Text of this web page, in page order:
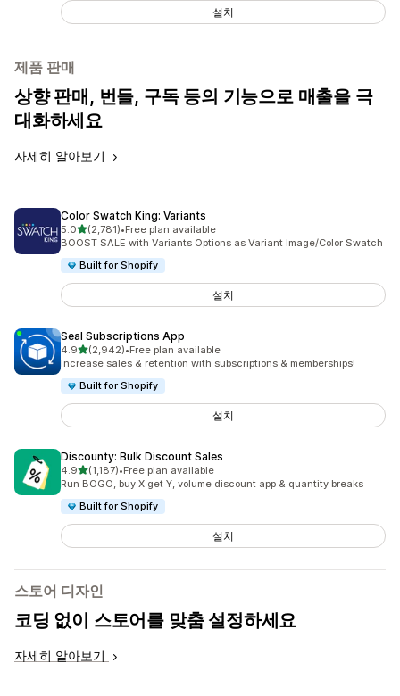
설치
제품 판매
상향 판매, 번들, 구독 등의 기능으로 매출을 극
대화하세요
자세히 알아보기
Color Swatch King: Variants
5.0별 5개 중
(2,781)
총 리뷰 2781개
•Free plan available
BOOST SALE with Variants Options as Variant Image/Color Swatch
Built for Shopify
설치
Seal Subscriptions App
4.9별 5개 중
(2,942)
총 리뷰 2942개
•Free plan available
Increase sales & retention with subscriptions & memberships!
Built for Shopify
설치
Discounty: Bulk Discount Sales
4.9별 5개 중
(1,187)
총 리뷰 1187개
•Free plan available
Run BOGO, buy X get Y, volume discount app & quantity breaks
Built for Shopify
설치
스토어 디자인
코딩 없이 스토어를 맞춤 설정하세요
자세히 알아보기